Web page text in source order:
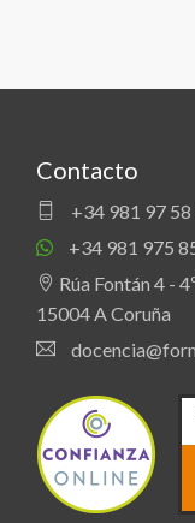
Contacto
+34 981 97 58
+34 981 975
Rúa Fontán 4 -
15004 A Coruña